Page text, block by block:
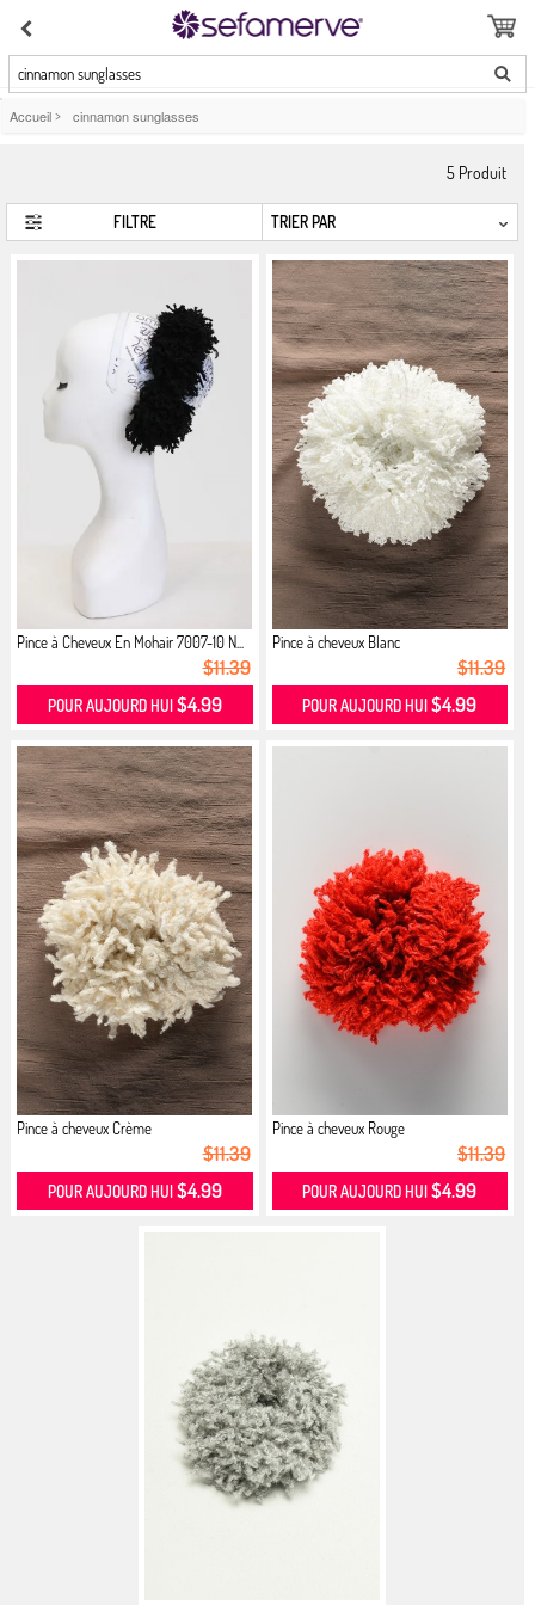
cinnamon sunglasses
Accueil > cinnamon sunglasses
5 Produit
FILTRE
Pince à Cheveux En Mohair 7007-10 N...
$11.39
POUR AUJOURD HUI $4.99
Pince à cheveux Blanc
$11.39
POUR AUJOURD HUI$4.99
Pince à cheveux Crème
$11.39
POUR AUJOURD HUI$4.99
Pince à cheveux Rouge
$11.39
POUR AUJOURD HUI$4.99